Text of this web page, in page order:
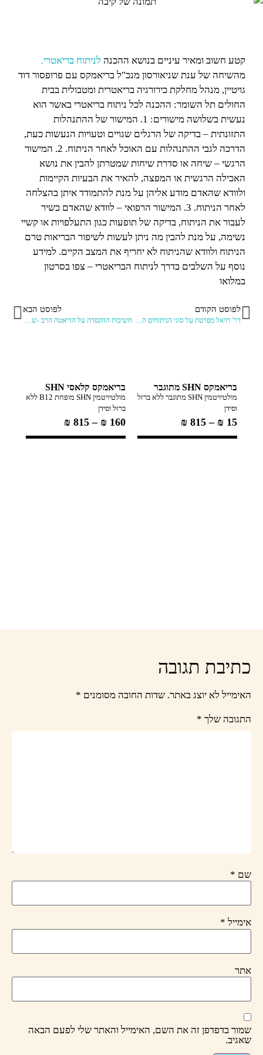
קטע חשוב ומאיר עיניים בנושא ההכנה לניתוח בריאטרי.
מהשיחה של ענת שניאורסון מנכ"ל בריאמקס עם פרופסור דוד
גויטיין, מנהל מחלקת כירורגיה בריאטרית ומטבולית בבית
החולים תל השומר: ההכנה לכל ניתוח בריאטרי באשר הוא
נעשית בשלושה מישורים: 1. המישור של ההתנהלות
התזונתית – בדיקה של הרגלים שגויים וטעויות הנעשות כעת,
הדרכה לגבי ההתנהלות עם האוכל לאחר הניתוח. 2. המישור
הרגשי – שיחה או סדרת שיחות שמטרתן להבין את נושא
האכילה הרגשית או המפצה, להאיר את הבעיות הקיימות
ולוודא שהאדם מודע אליהן על מנת להתמודד איתן בהצלחה
לאחר הניתוח. 3. המישור הרפואי – לוודא שהאדם כשיר
לעבור את הניתוח, בדיקה של תופעות כגון התעלפויות או קשיי
נשימה, על מנת להבין מה ניתן לעשות לשיפור הבריאות טרם
הניתוח ולוודא שהניתוח לא יחריף את המצב הקיים. למידע
נוסף על השלבים בדרך לניתוח הבריאטרי – צפו בסרטון
במלואו
לפוסט הקודם
דר' רזיאל מפרטת על סוגי הניתוחים הבריאטריים הקיימים בתחום
לפוסט הבא
חשיבות ההקפדה על הדיאטה הרב -שלבית לאחר ניתוח קיצור קיבה – פרופ' דוד גויטיין מתראיין
בריאמקס SHN מתוגבר
מולטיויטמין SHN מתוגבר ללא ברזל
וסידן
₪ 15
–
₪ 815
בריאמקס קלאסי SHN
מולטיויטמין SHN מופחת B12 ללא
ברזל וסידן
₪ 160
–
₪ 815
כתיבת תגובה
האימייל לא יוצג באתר. שדות החובה מסומנים *
התגובה שלך*
שם *
אימייל*
אתר
שמור בדפדפן זה את השם, האימייל והאתר שלי לפעם הבאה
שאגיב.